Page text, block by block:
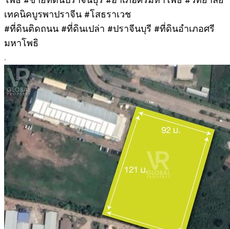
เทคนิคบูรพาปราจีน #โสธราเวช
#ที่ดินติดถนน #ที่ดินเปล่า #ปราจีนบุรี #ที่ดินอำเภอศรี
มหาโพธิ
.